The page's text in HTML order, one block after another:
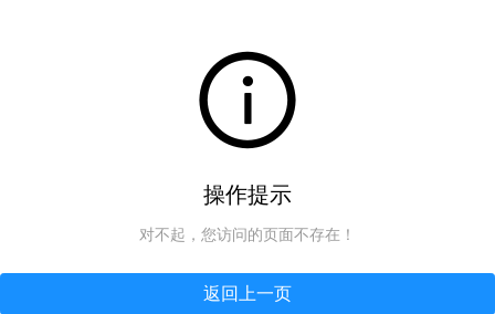
操作提示
对不起，您访问的页面不存在！
返回上一页